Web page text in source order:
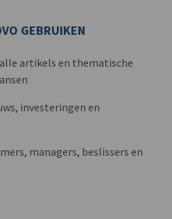
GEBRUIKEN
artikels en thematische
investeringen en
managers, beslissers en